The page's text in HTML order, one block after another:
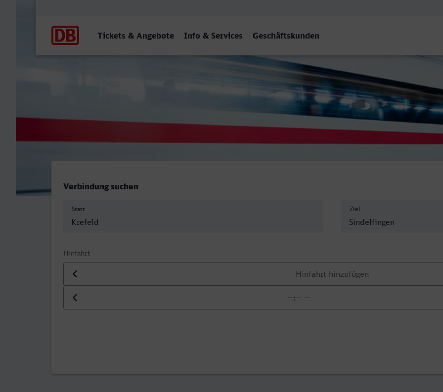
Tickets & Angebote Info & Services Geschäftskunden
Verbindung suchen
Start Ziel
Hinfahrt
Datum der Hinfahrt
Uhrzeit der Hinfahrt